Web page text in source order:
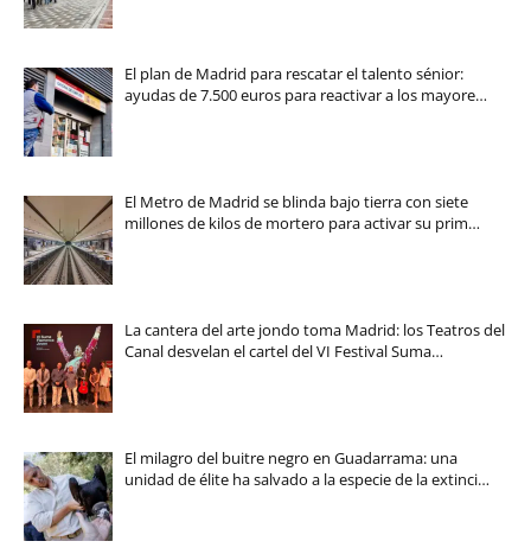
El plan de Madrid para rescatar el talento sénior:
ayudas de 7.500 euros para reactivar a los mayore…
El Metro de Madrid se blinda bajo tierra con siete
millones de kilos de mortero para activar su prim…
La cantera del arte jondo toma Madrid: los Teatros del
Canal desvelan el cartel del VI Festival Suma…
El milagro del buitre negro en Guadarrama: una
unidad de élite ha salvado a la especie de la extinci…